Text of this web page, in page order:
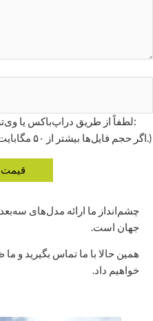
(لطفاً از طریق دراپ‌باکس یا وی‌ترنسفر یا ایمیل ما برای ما ارسال کنید:
اگر حجم فایل‌ها بیشتر از ۵۰ مگابایت باشد.)
چشم‌انداز ما ارائه مدل‌های
جهان است.
خواهیم داد.